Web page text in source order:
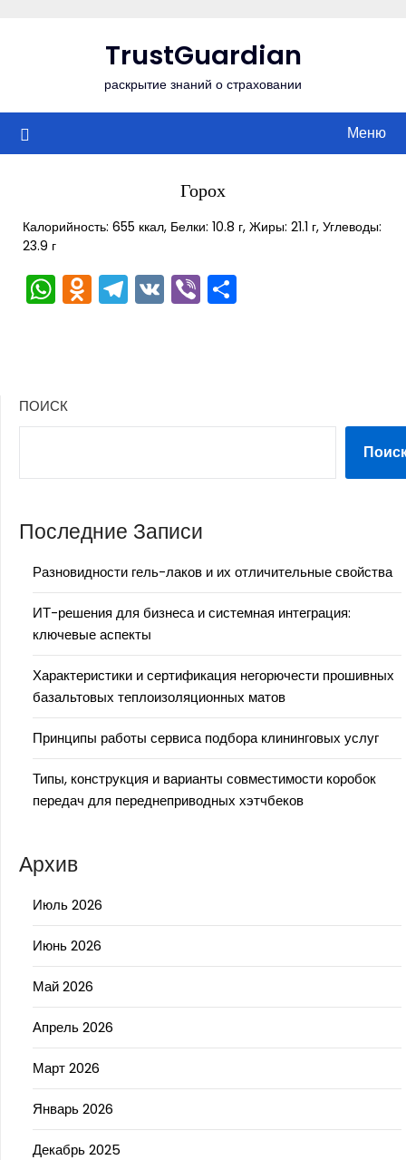
TrustGuardian
раскрытие знаний о страховании
Меню
Горох
Калорийность: 655 ккал, Белки: 10.8 г, Жиры: 21.1 г, Углеводы:
23.9 г
WhatsApp
Odnoklassniki
Telegram
VKViber
ПОИСК
Последние Записи
Разновидности гель-лаков и их отличительные свойства
ИТ-решения для бизнеса и системная интеграция:
ключевые аспекты
Характеристики и сертификация негорючести прошивных
базальтовых теплоизоляционных матов
Принципы работы сервиса подбора клининговых услуг
Типы, конструкция и варианты совместимости коробок
передач для переднеприводных хэтчбеков
Архив
Июль 2026
Июнь 2026
Май 2026
Апрель 2026
Март 2026
Январь 2026
Декабрь 2025